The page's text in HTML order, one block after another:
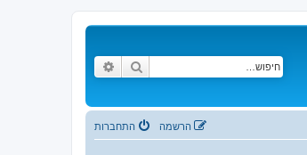
חיפוש
התחברות הרשמה